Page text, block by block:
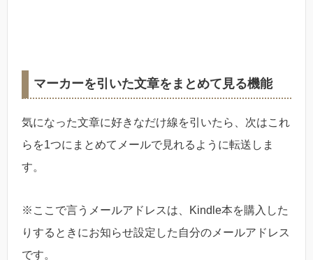
マーカーを引いた文章をまとめて見る機能
気になった文章に好きなだけ線を引いたら、次はこれ
らを1つにまとめてメールで見れるように転送しま
す。
※ここで言うメールアドレスは、Kindle本を購入した
りするときにお知らせ設定した自分のメールアドレス
です。